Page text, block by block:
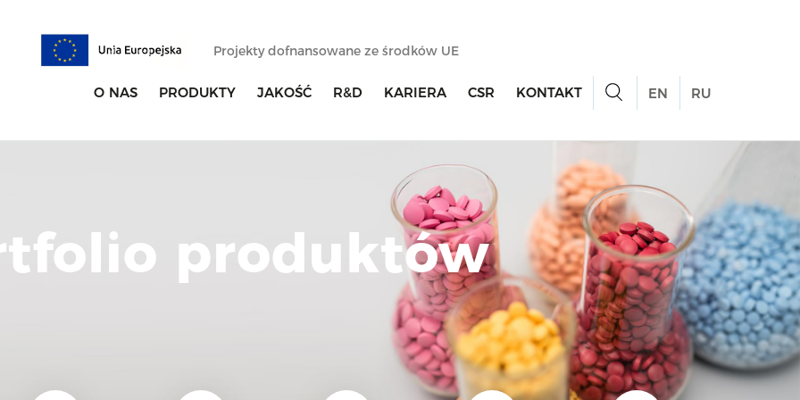
Projekty dofnansowane ze środków UE
O NAS PRODUKTY JAKOŚĆ R&D KARIERA CSR KONTAKT EN RU
produktów